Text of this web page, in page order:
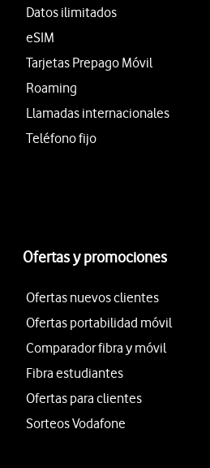
Datos ilimitados
eSIM
Tarjetas Prepago Móvil
Roaming
Llamadas internacionales
Teléfono fijo
Ofertas y promociones
Ofertas nuevos clientes
Ofertas portabilidad móvil
Comparador fibra y móvil
Fibra estudiantes
Ofertas para clientes
Sorteos Vodafone